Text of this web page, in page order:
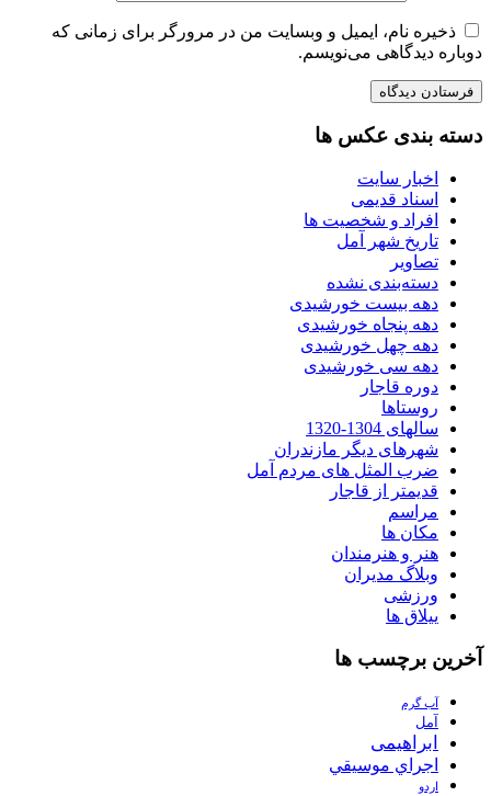
ذخیره نام، ایمیل و وبسایت من در مرورگر برای زمانی که
دوباره دیدگاهی می‌نویسم.
دسته بندی عکس ها
اخبار سایت
اسناد قدیمی
افراد و شخصیت ها
تاریخ شهر آمل
تصاویر
دسته‌بندی نشده
دهه بیست خورشیدی
دهه پنجاه خورشیدی
دهه چهل خورشیدی
دهه سی خورشیدی
دوره قاجار
روستاها
سالهای 1304-1320
شهرهای دیگر مازندران
ضرب المثل های مردم آمل
قدیمتر از قاجار
مراسم
مکان ها
هنر و هنرمندان
وبلاگ مدیران
ورزشی
ییلاق ها
آخرین برچسب ها
آب گرم
آمل
ابراهیمی
اجراي موسيقي
اردو